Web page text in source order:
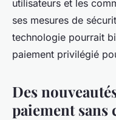
utilisateurs et les
ses mesures de
technologie pourrait
paiement privilégié
Des
paiement sans